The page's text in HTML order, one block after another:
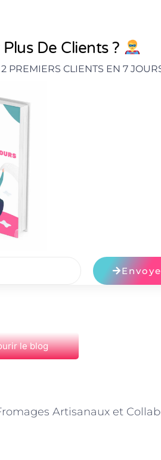
De Clients ?
PREMIERS CLIENTS EN 7
le blog